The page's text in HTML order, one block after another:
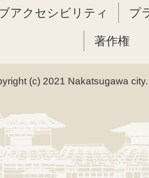
アクセシビリティ プ
著作権
(c) 2021 Nakatsugawa